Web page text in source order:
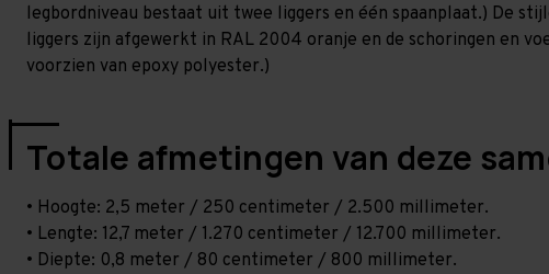
legbordniveau bestaat uit twee liggers en één spaanplaat.) De
liggers zijn afgewerkt in RAL 2004 oranje en de schoringen en
voorzien van epoxy polyester.)
Totale afmetingen van deze
• Hoogte: 2,5 meter / 250 centimeter / 2.500 millimeter.
• Lengte: 12,7 meter / 1.270 centimeter / 12.700 millimeter.
• Diepte: 0,8 meter / 80 centimeter / 800 millimeter.